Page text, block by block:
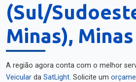
(Sul/
Minas),
A região agora conta com o melhor
Veicular da SatLight. Solicite um